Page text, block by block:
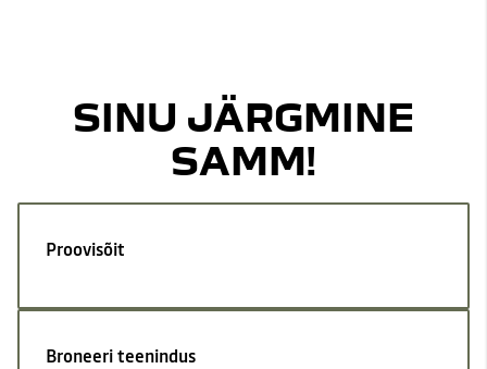
SINU JÄRGMINE
SAMM!
Proovisõit
Broneeri teenindus